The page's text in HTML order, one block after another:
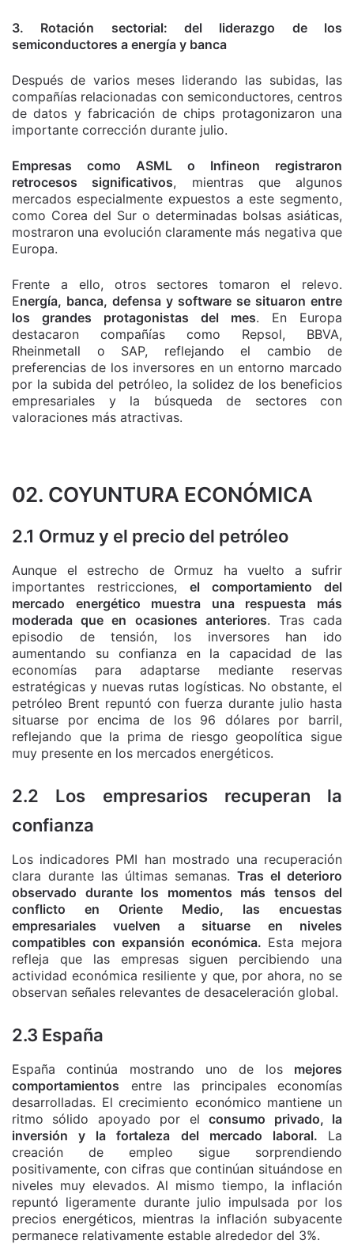
3. Rotación sectorial: del liderazgo de los
semiconductores a energía y banca
Después de varios meses liderando las subidas, las
compañías relacionadas con semiconductores, centros
de datos y fabricación de chips protagonizaron una
importante corrección durante julio.
Empresas como ASML o Infineon registraron
retrocesos significativos, mientras que algunos
mercados especialmente expuestos a este segmento,
como Corea del Sur o determinadas bolsas asiáticas,
mostraron una evolución claramente más negativa que
Europa.
Frente a ello, otros sectores tomaron el relevo.
Energía, banca, defensa y software se situaron entre
los grandes protagonistas del mes. En Europa
destacaron compañías como Repsol, BBVA,
Rheinmetall o SAP, reflejando el cambio de
preferencias de los inversores en un entorno marcado
por la subida del petróleo, la solidez de los beneficios
empresariales y la búsqueda de sectores con
valoraciones más atractivas.
02. COYUNTURA ECONÓMICA
2.1 Ormuz y el precio del petróleo
Aunque el estrecho de Ormuz ha vuelto a sufrir
importantes restricciones, el comportamiento del
mercado energético muestra una respuesta más
moderada que en ocasiones anteriores. Tras cada
episodio de tensión, los inversores han ido
aumentando su confianza en la capacidad de las
economías para adaptarse mediante reservas
estratégicas y nuevas rutas logísticas. No obstante, el
petróleo Brent repuntó con fuerza durante julio hasta
situarse por encima de los 96 dólares por barril,
reflejando que la prima de riesgo geopolítica sigue
muy presente en los mercados energéticos.
2.2 Los empresarios recuperan la
confianza
Los indicadores PMI han mostrado una recuperación
clara durante las últimas semanas. Tras el deterioro
observado durante los momentos más tensos del
conflicto en Oriente Medio, las encuestas
empresariales vuelven a situarse en niveles
compatibles con expansión económica. Esta mejora
refleja que las empresas siguen percibiendo una
actividad económica resiliente y que, por ahora, no se
observan señales relevantes de desaceleración global.
2.3 España
España continúa mostrando uno de los mejores
comportamientos entre las principales economías
desarrolladas. El crecimiento económico mantiene un
ritmo sólido apoyado por elconsumo privado, la
inversión y la fortaleza del mercado laboral. La
creación de empleo sigue sorprendiendo
positivamente, con cifras que continúan situándose en
niveles muy elevados. Al mismo tiempo, la inflación
repuntó ligeramente durante julio impulsada por los
precios energéticos, mientras la inflación subyacente
permanece relativamente estable alrededor del 3%.